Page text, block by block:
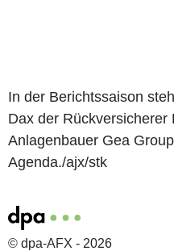
In der Berichtssaison
Dax der
Anlagenbauer Gea
Agenda./ajx/stk
© dpa-AFX - 2026